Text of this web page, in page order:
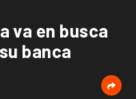
va en busca
banca